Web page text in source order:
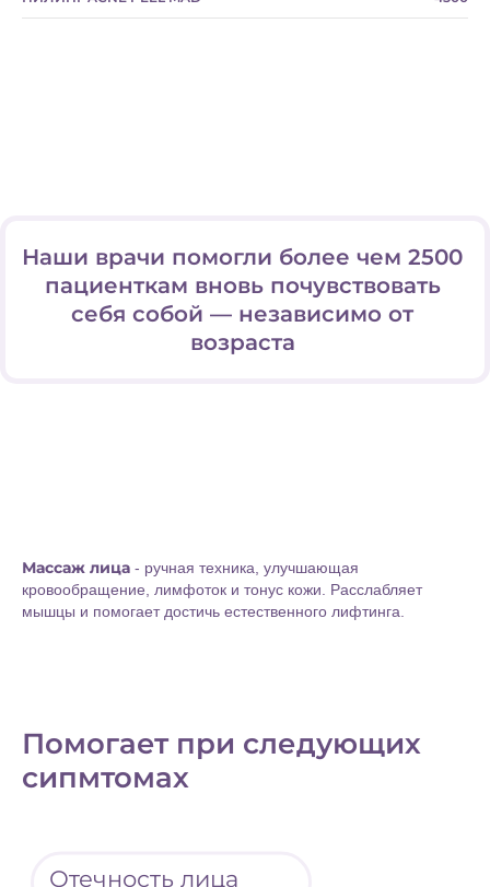
Наши врачи помогли более чем 2500
пациенткам вновь почувствовать
себя собой — независимо от
возраста
Массаж лица - ручная техника, улучшающая
кровообращение, лимфоток и тонус кожи. Расслабляет
мышцы и помогает достичь естественного лифтинга.
Помогает при следующих
сипмтомах